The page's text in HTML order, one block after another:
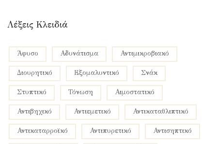
Λέξεις Κλειδιά
Άφυσο Αδυνάτισμα Αντιμικροβιακό
Διουρητικό Εξομαλυντικό Σνάκ
Στυπτικό Τόνωση αιμοστατικό
αντιβηχικό αντιεμετικό αντικαταθλιπτικό
αντικαταρροϊκό αντιπυρετικό αντισηπτικό